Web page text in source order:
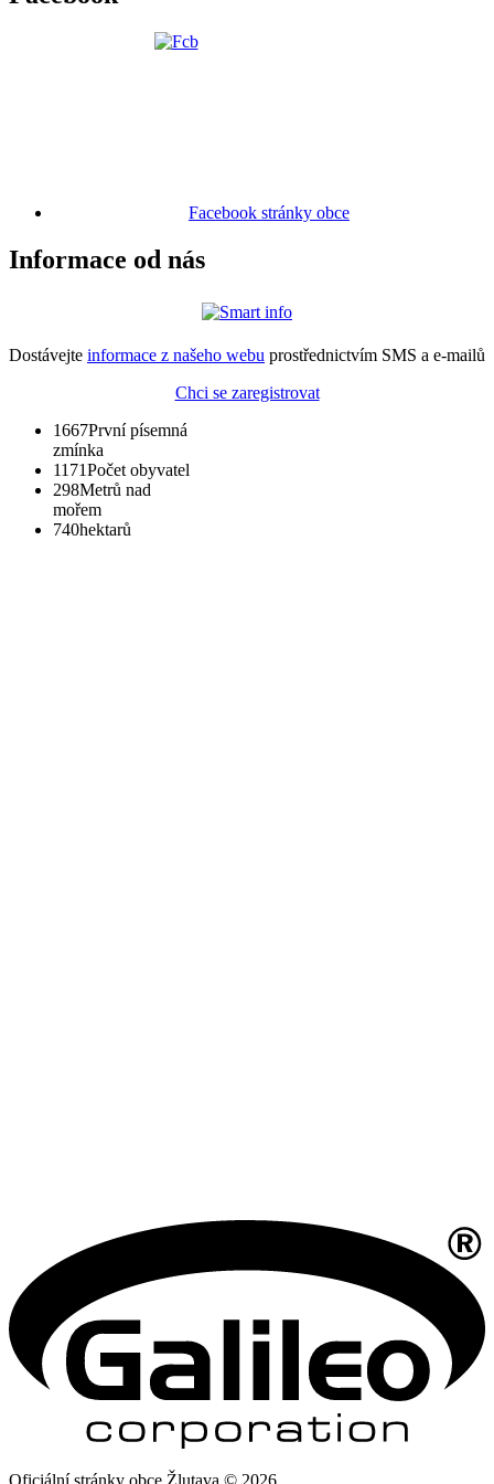
Facebook stránky obce
Informace od nás
Dostávejte informace z našeho webu prostřednictvím SMS a e-mailů
Chci se zaregistrovat
1667První písemná
zmínka
1171Počet obyvatel
298Metrů nad
mořem
740hektarů